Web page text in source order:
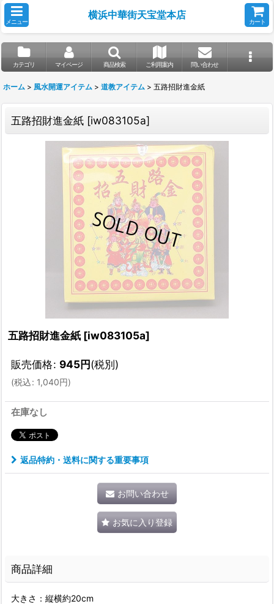
メニュー
横浜中華街天宝堂本店
カート
カテゴリ マイページ 商品検索 ご利用案内 問い合わせ
ホーム > 風水開運アイテム > 道教アイテム > 五路招財進金紙
五路招財進金紙 [iw083105a]
五路招財進金紙 [iw083105a]
販売価格: 945円(税別)
(税込: 1,040円)
在庫なし
返品特約・送料に関する重要事項
お問い合わせ
お気に入り登録
商品詳細
大きさ：縦横約20cm